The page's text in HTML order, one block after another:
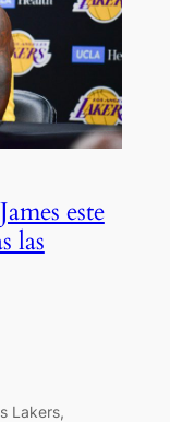
este
las
Lakers,